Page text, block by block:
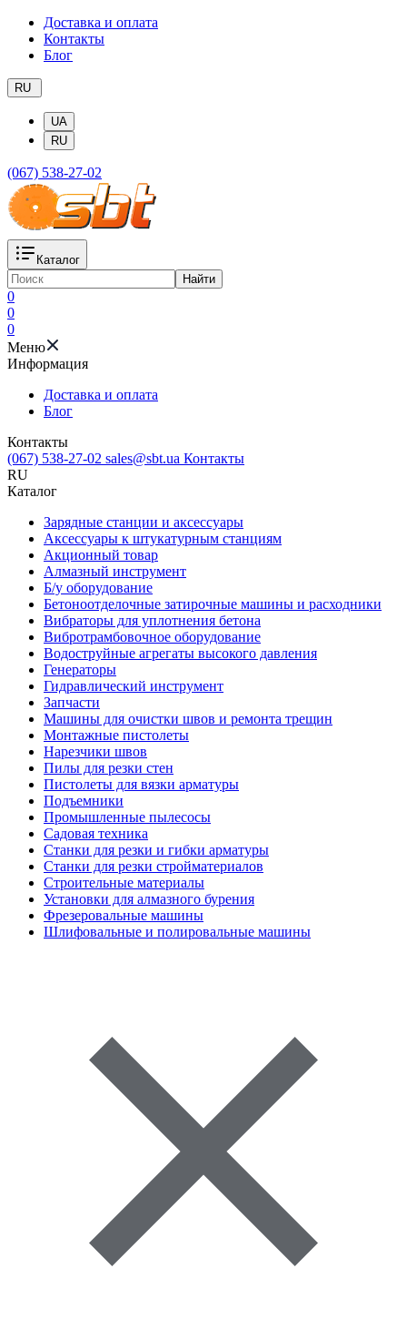
Доставка и оплата
Контакты
Блог
RU
UA
RU
(067) 538-27-02
Каталог
Найти
0
0
0
Меню
Информация
Доставка и оплата
Блог
Контакты
(067) 538-27-02 sales@sbt.ua Контакты
RU
Каталог
Зарядные станции и аксессуары
Аксессуары к штукатурным станциям
Акционный товар
Алмазный инструмент
Б/у оборудование
Бетоноотделочные затирочные машины и расходники
Вибраторы для уплотнения бетона
Вибротрамбовочное оборудование
Водоструйные агрегаты высокого давления
Генераторы
Гидравлический инструмент
Запчасти
Машины для очистки швов и ремонта трещин
Монтажные пистолеты
Нарезчики швов
Пилы для резки стен
Пистолеты для вязки арматуры
Подъемники
Промышленные пылесосы
Садовая техника
Станки для резки и гибки арматуры
Станки для резки стройматериалов
Строительные материалы
Установки для алмазного бурения
Фрезеровальные машины
Шлифовальные и полировальные машины